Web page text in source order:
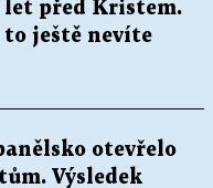
let před Kristem.
to ještě nevíte
otevřelo
Výsledek